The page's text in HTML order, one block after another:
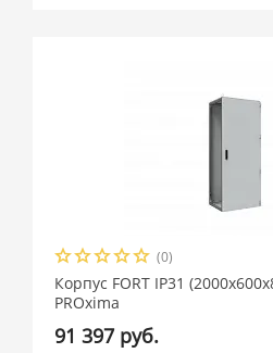
(0)
Корпус FORT IP31
PROxima
91 397 руб.